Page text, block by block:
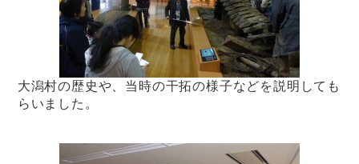
大潟村の歴史や、当時の干拓の様子などを説明しても
らいました。